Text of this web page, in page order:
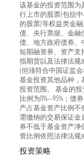
该基金的投资范围为
行上市的股票(包括
的股票)等权益类金
债、央行票据、金融
债、地方政府债券、
短期融资券、资产支
指期货以及法律法规
(但须符合中国证监
基金投资其他品种，
投资范围。 基金的
比例为0%—95%；债
产占基金资产比例不
需缴纳的交易保证
券不低于基金资产净
资比例依照法律法规
投资策略